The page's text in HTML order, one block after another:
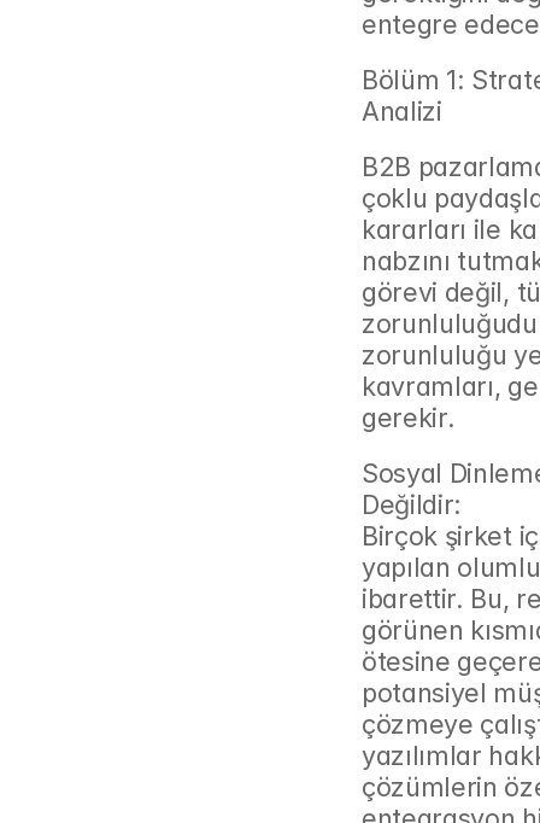
entegre
Bölüm 1:
Analizi
B2B
çoklu
kararları ile
nabzını
görevi değil,
zorunluluğu
kavramları,
gerekir.
Sosyal
Değildir:
Birçok şirket
yapılan
ibarettir. Bu,
görünen
ötesine
potansiyel
çözmeye
yazılımlar
çözümlerin